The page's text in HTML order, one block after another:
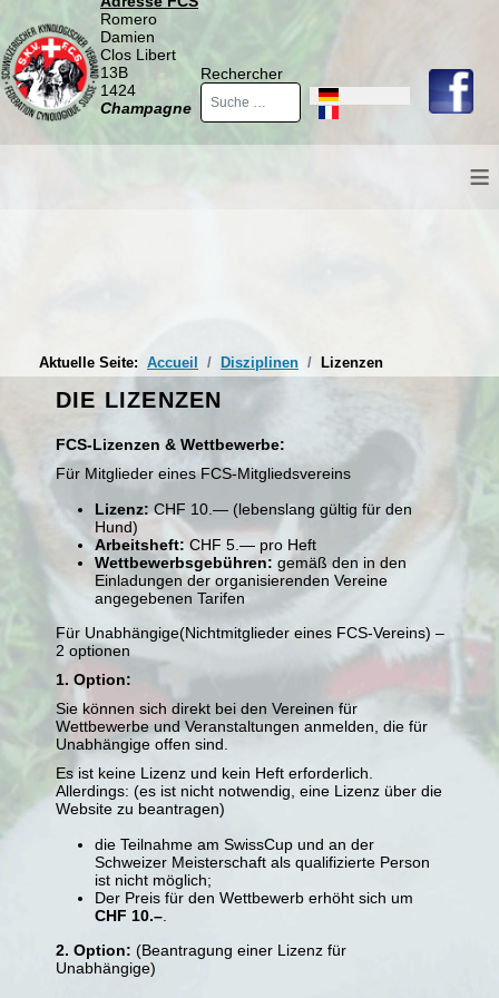
Romero
Damien
Clos Libert
13B
1424
Champagne
Rechercher
Sprache auswählen
≡
Aktuelle Seite: Accueil Disziplinen Lizenzen
DIE LIZENZEN
FCS-Lizenzen & Wettbewerbe:
Für Mitglieder eines FCS-Mitgliedsvereins
Lizenz:CHF 10.— (lebenslang gültig für den
Hund)
Arbeitsheft: CHF 5.— pro Heft
Wettbewerbsgebühren: gemäß den in den
Einladungen der organisierenden Vereine
angegebenen Tarifen
Für Unabhängige(Nichtmitglieder eines FCS-Vereins) –
2 optionen
1. Option:
Sie können sich direkt bei den Vereinen für
Wettbewerbe und Veranstaltungen anmelden, die für
Unabhängige offen sind.
Es ist keine Lizenz und kein Heft erforderlich.
Allerdings: (es ist nicht notwendig, eine Lizenz über die
Website zu beantragen)
die Teilnahme am SwissCup und an der
Schweizer Meisterschaft als qualifizierte Person
ist nicht möglich;
Der Preis für den Wettbewerb erhöht sich um
CHF 10.–
2. Option: (Beantragung einer Lizenz für
Unabhängige)